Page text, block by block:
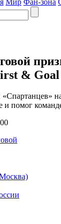
& Goal
и помог